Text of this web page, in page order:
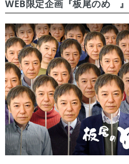
WEB限定企画『板尾のめ゙